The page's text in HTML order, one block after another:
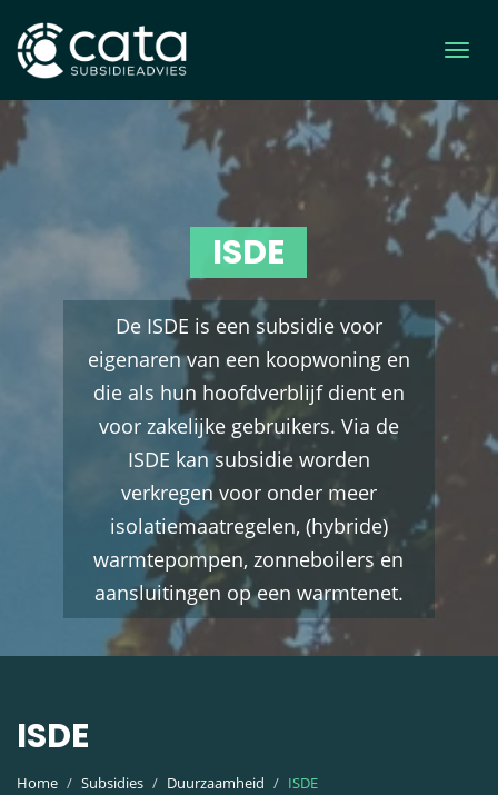
ISDE
De ISDE is een subsidie voor
eigenaren van een koopwoning en
die als hun hoofdverblijf dient en
voor zakelijke gebruikers. Via de
ISDE kan subsidie worden
verkregen voor onder meer
isolatiemaatregelen, (hybride)
warmtepompen, zonneboilers en
aansluitingen op een warmtenet.
ISDE
Home Subsidies Duurzaamheid ISDE